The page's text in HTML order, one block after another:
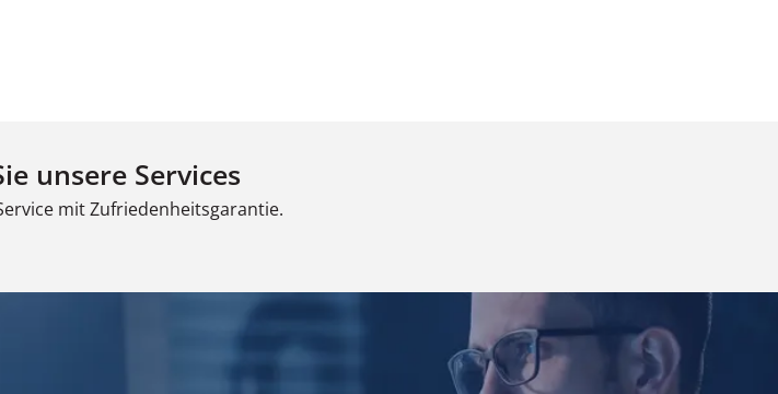
unsere Services
mit Zufriedenheitsgarantie.